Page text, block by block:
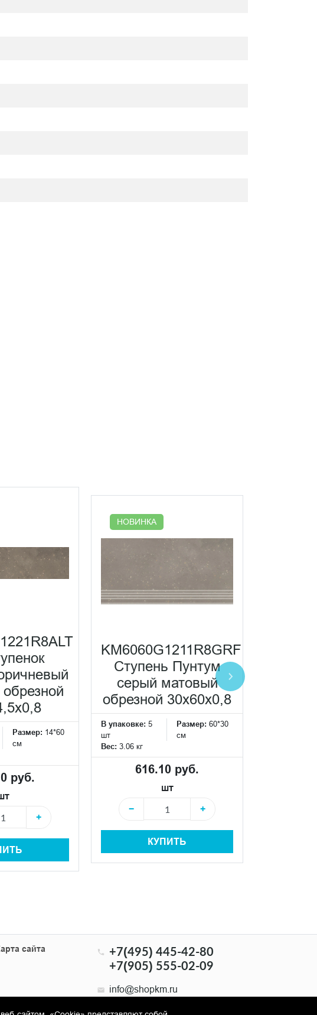
Размер: 14*60
см
руб.
+
НОВИНКА
KM6060G1211R8GRF
Ступень Пунтум
серый матовый
обрезной 30x60x0,8
В упаковке: 5
шт
Размер: 60*30
см
Вес: 3.06 кг
616.10 руб.
шт
−
+
КУПИТЬ
сайта
+7(495) 445-42-80
+7(905) 555-02-09
info@shopkm.ru